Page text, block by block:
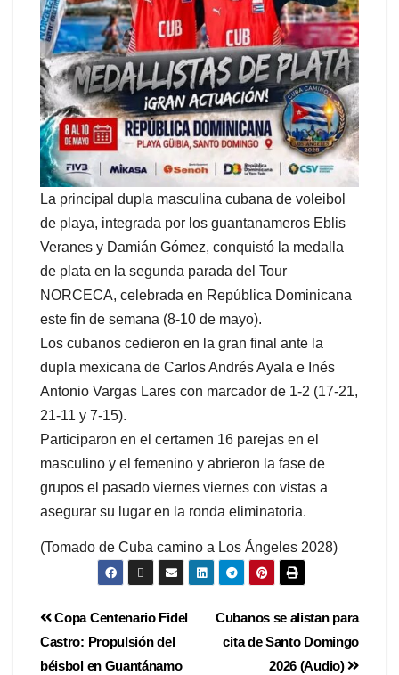
La principal dupla masculina cubana de voleibol
de playa, integrada por los guantanameros Eblis
Veranes y Damián Gómez, conquistó la medalla
de plata en la segunda parada del Tour
NORCECA, celebrada en República Dominicana
este fin de semana (8-10 de mayo).
Los cubanos cedieron en la gran final ante la
dupla mexicana de Carlos Andrés Ayala e Inés
Antonio Vargas Lares con marcador de 1-2 (17-21,
21-11 y 7-15).
Participaron en el certamen 16 parejas en el
masculino y el femenino y abrieron la fase de
grupos el pasado viernes viernes con vistas a
asegurar su lugar en la ronda eliminatoria.
(Tomado de Cuba camino a Los Ángeles 2028)
Cubanos se alistan para
cita de Santo Domingo
2026 (Audio)
Copa Centenario Fidel
Castro: Propulsión del
béisbol en Guantánamo